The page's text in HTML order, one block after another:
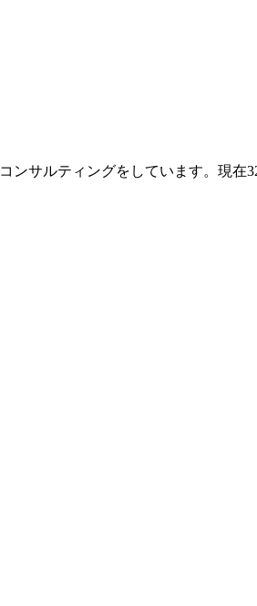
サルティングをしています。現